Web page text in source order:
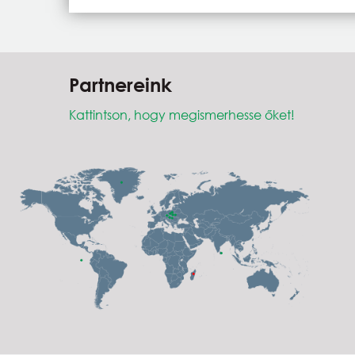
Partnereink
Kattintson, hogy megismerhesse őket!